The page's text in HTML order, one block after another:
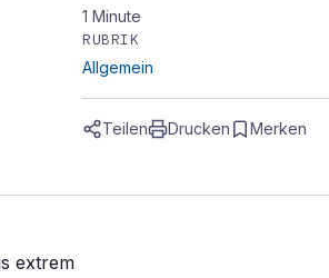
1 Minute
RUBRIK
Allgemein
Teilen Drucken Merken
extrem